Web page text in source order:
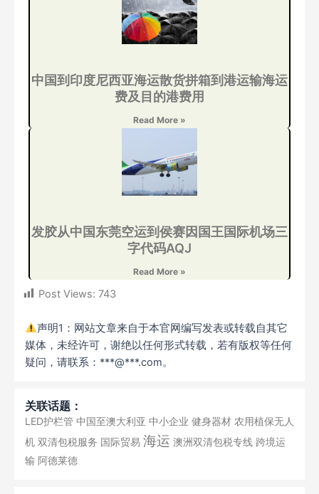
中国到印度尼西亚海运散货拼箱到港运输海运
费及目的港费用
Read More »
发胶从中国东莞空运到侯赛因国王国际机场三
字代码AQJ
Read More »
Post Views: 743
声明1：网站文章来自于本官网编写发表或转载自其它
媒体，未经许可，谢绝以任何形式转载，若有版权等任何
疑问，请联系：***@***.com。
关联话题：
LED护栏管 中国至澳大利亚 中小企业 健身器材 农用植保无人
机 双清包税服务 国际贸易 海运 澳洲双清包税专线 跨境运
输 阿德莱德